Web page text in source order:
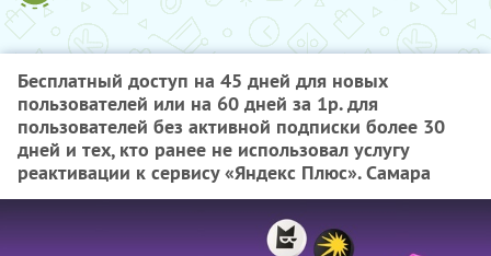
Бесплатный доступ на 45 дней для новых
пользователей или на 60 дней за 1р. для
пользователей без активной подписки более 30
дней и тех, кто ранее не использовал услугу
реактивации к сервису «Яндекс Плюс». Самара